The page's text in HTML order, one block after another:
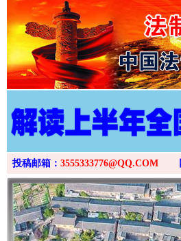
投稿邮箱： 3555333776@QQ.COM